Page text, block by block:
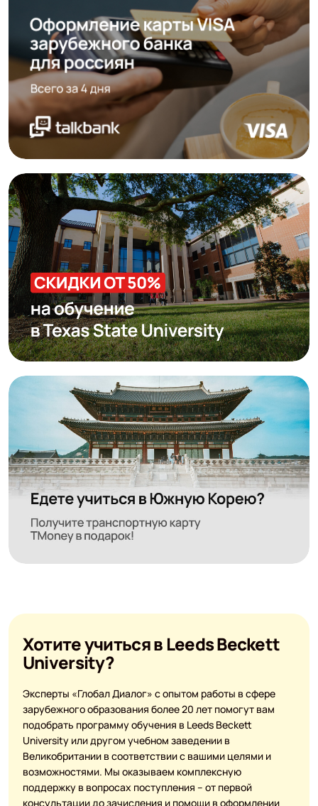
Хотите учиться в Leeds Beckett
University?
Эксперты «Глобал Диалог» с опытом работы в сфере
зарубежного образования более 20 лет помогут вам
подобрать программу обучения в Leeds Beckett
University или другом учебном заведении в
Великобритании в соответствии с вашими целями и
возможностями. Мы оказываем комплексную
поддержку в вопросах поступления – от первой
консультации до зачисления и помощи в оформлении